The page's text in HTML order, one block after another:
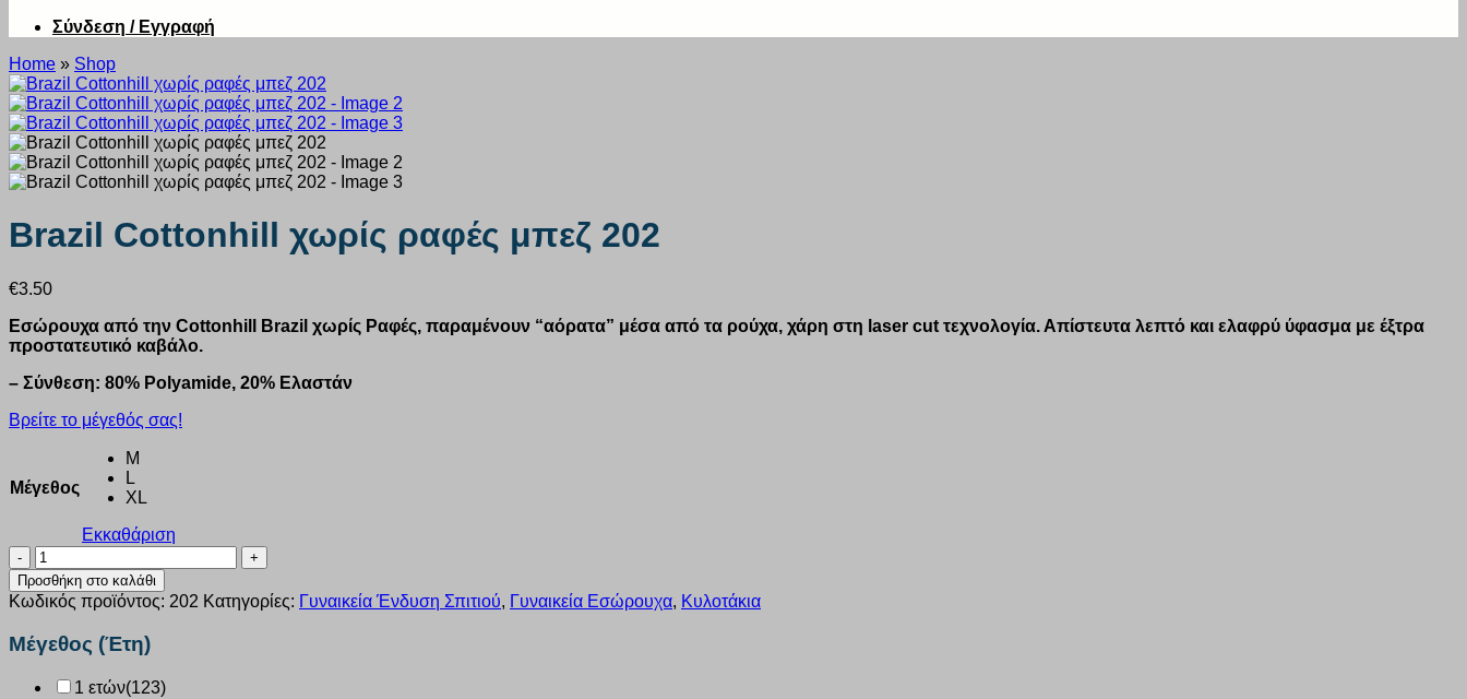
Σύνδεση / Εγγραφή
Home » Shop
Brazil Cottonhill χωρίς ραφές μπεζ 202
€3.50
Εσώρουχα από την Cottonhill Brazil χωρίς Ραφές, παραμένουν “αόρατα” μέσα από τα ρούχα, χάρη στη laser cut τεχνολογία. Απίστευτα λεπτό και ελαφρύ ύφασμα με έξτρα
προστατευτικό καβάλο.
– Σύνθεση: 80% Polyamide, 20% Ελαστάν
Βρείτε το μέγεθός σας!
Μέγεθος
M
L
XL
Εκκαθάριση
Brazil
Cottonhill
χωρίς
ραφές
μπεζ
202
Προσθήκη στο καλάθι
Κωδικός προϊόντος: 202 Κατηγορίες: Γυναικεία Ένδυση Σπιτιού, Γυναικεία Εσώρουχα, Κυλοτάκια
Μέγεθος (Έτη)
1 ετών(123)